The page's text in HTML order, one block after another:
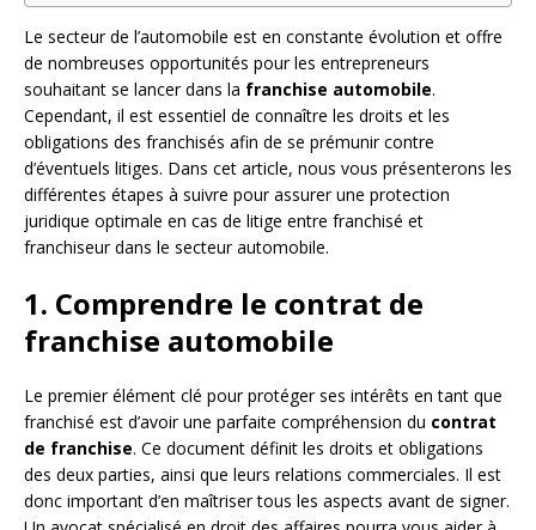
Le secteur de l’automobile est en constante évolution et offre
de nombreuses opportunités pour les entrepreneurs
souhaitant se lancer dans la franchise automobile.
Cependant, il est essentiel de connaître les droits et les
obligations des franchisés afin de se prémunir contre
d’éventuels litiges. Dans cet article, nous vous présenterons les
différentes étapes à suivre pour assurer une protection
juridique optimale en cas de litige entre franchisé et
franchiseur dans le secteur automobile.
1. Comprendre le contrat de
franchise automobile
Le premier élément clé pour protéger ses intérêts en tant que
franchisé est d’avoir une parfaite compréhension du contrat
de franchise. Ce document définit les droits et obligations
des deux parties, ainsi que leurs relations commerciales. Il est
donc important d’en maîtriser tous les aspects avant de signer.